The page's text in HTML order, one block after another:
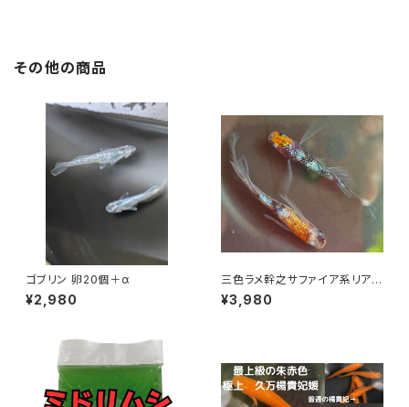
その他の商品
ゴブリン 卵20個＋α
¥2,980
三色ラメ幹之サファイア系リアル
ロングフィン 卵20個以上
¥3,980